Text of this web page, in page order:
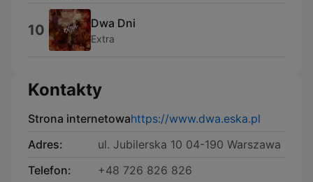
10 Dwa Dni
Extra
Kontakty
Strona internetowahttps://www.dwa.eska.pl
Adres:
ul. Jubilerska 10 04-190 Warszawa
Telefon:
+48 726 826 826